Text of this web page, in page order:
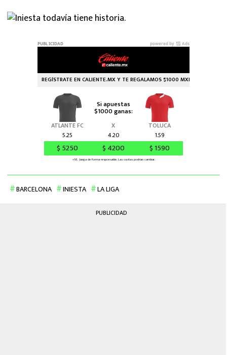
BARCELONA INIESTA LA LIGA
PUBLICIDAD